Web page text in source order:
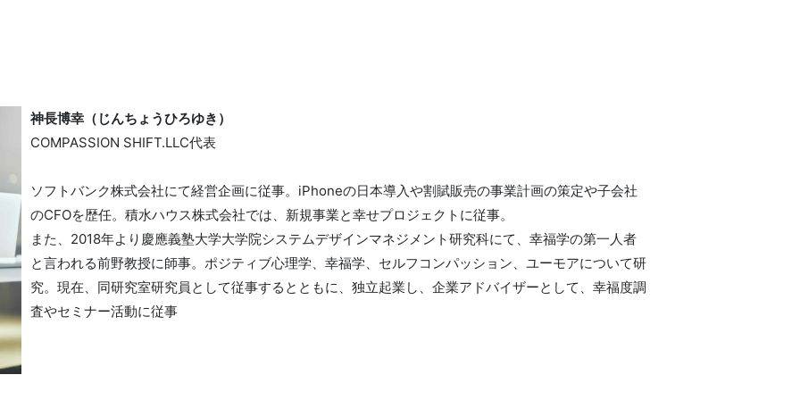
神⻑博幸（じんちょうひろゆき）
COMPASSION SHIFT.LLC代表
ソフトバンク株式会社にて経営企画に従事。iPhoneの日本導入や割賦販売の事業計画の策定や子会社
のCFOを歴任。積水ハウス株式会社では、新規事業と幸せプロジェクトに従事。
また、2018年より慶應義塾大学大学院システムデザインマネジメント研究科にて、幸福学の第一人者
と言われる前野教授に師事。ポジティブ心理学、幸福学、セルフコンパッション、ユーモアについて研
究。現在、同研究室研究員として従事するとともに、独立起業し、企業アドバイザーとして、幸福度調
査やセミナー活動に従事